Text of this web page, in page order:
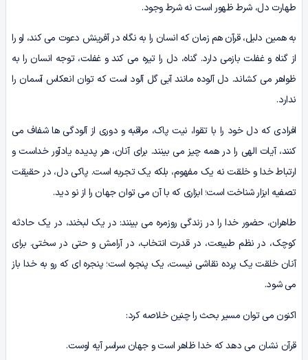
طهارت دل، شرط ظهور است نه شرط وجود.
به همین دلیل، قرآن هم زمان که انسان را به نگاه در آفرینش دعوت می کند، او را
از گناه و غفلت بازمی دارد. گناه، دل را تیره می کند و غفلت، توجه انسان را به
ظواهر می کشاند. دل آلوده مانند آبی گل آلود است که توان انعکاس آسمان را
ندارد.
افرادی که دل خود را با تقوا، نیت پاک، مراقبه و دوری از آلودگی ها شفاف می
کنند، آیات الهی را در همه چیز می بینند. برای آنان، هر پدیده یادآور خداست و
ارتباط خدا و خلقت نه یک مفهوم، بلکه یک تجربه است. پاکی دل، در حقیقت
تصفیه ابزار شناخت است؛ ابزاری که با آن می توان جهان را از نو دید.
طاهران، حضور خدا را در زندگی روزمره می بینند: در یک لبخند، در یک حادثه
کوچک، در نظم طبیعت، در قدرت انتخاب، در آرامش و حتی در سختی. برای
آنان خلقت یک پرده نقاشی نیست، یک پنجره است؛ پنجره ای که رو به خدا باز
می شود.
اکنون می توان مسیر بحث را چنین خلاصه کرد:
قرآن نشان می دهد که خدا ظاهر است و جهان سراسر آیه اوست.